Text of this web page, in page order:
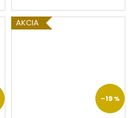
AKCIA
–19 %